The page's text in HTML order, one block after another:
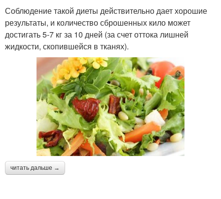
Соблюдение такой диеты действительно дает хорошие
результаты, и количество сброшенных кило может
достигать 5-7 кг за 10 дней (за счет оттока лишней
жидкости, скопившейся в тканях).
читать дальше →